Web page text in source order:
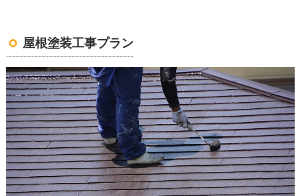
屋根塗装工事プラン